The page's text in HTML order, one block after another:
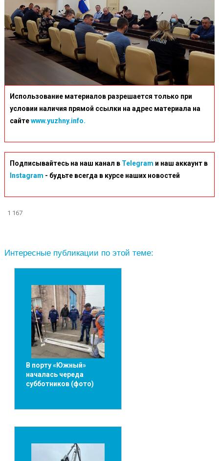
Использование материалов разрешается только при
условии наличия прямой ссылки на адрес материала на
сайтеwww.yuzhny.info.
Подписывайтесь на наш канал в Telegram и наш аккаунт в
Instagram - будьте всегда в курсе наших новостей
1 167
Интересные публикации по этой теме:
В порту «Южный»
началась череда
субботников (фото)